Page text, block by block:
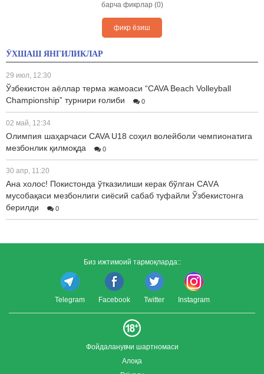
барча фикрлар (0)
фикр ёзиш
ЎХШАШ ЯНГИЛИКЛАР
29 июл, 12:30
Ўзбекистон аёллар терма жамоаси “CAVA Beach Volleyball
Championship” турнири ғолиби
0
02 май, 12:34
Олимпия шаҳарчаси CAVA U18 соҳил волейболи чемпионатига
мезбонлик қилмоқда
0
30 апр, 11:20
Ана холос! Покистонда ўтказилиши керак бўлган CАVА
мусобақаси мезбонлиги сиёсий сабаб туфайли Ўзбекистонга
берилди
0
Биз ижтимоий тармоқларда::
Telegram Facebook Twitter Instagram
Фойдаланувчи шартномаси
Алоқа